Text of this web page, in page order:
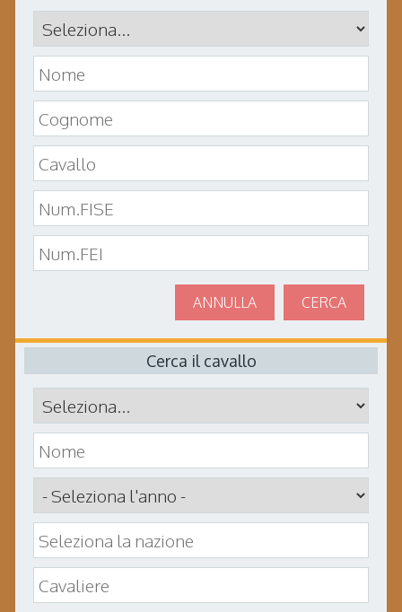
CERCA
ANNULLA
Cerca il cavallo